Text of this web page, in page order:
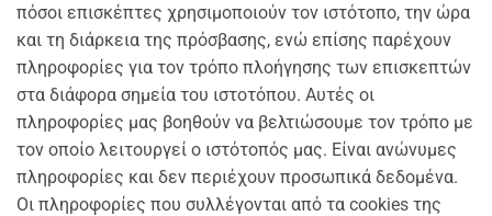
πόσοι επισκέπτες χρησιμοποιούν τον ιστότοπο, την ώρα
και τη διάρκεια της πρόσβασης, ενώ επίσης παρέχουν
πληροφορίες για τον τρόπο πλοήγησης των επισκεπτών
στα διάφορα σημεία του ιστοτόπου. Αυτές οι
πληροφορίες μας βοηθούν να βελτιώσουμε τον τρόπο με
τον οποίο λειτουργεί ο ιστότοπός μας. Είναι ανώνυμες
πληροφορίες και δεν περιέχουν προσωπικά δεδομένα.
Οι πληροφορίες που συλλέγονται από τα cookies της